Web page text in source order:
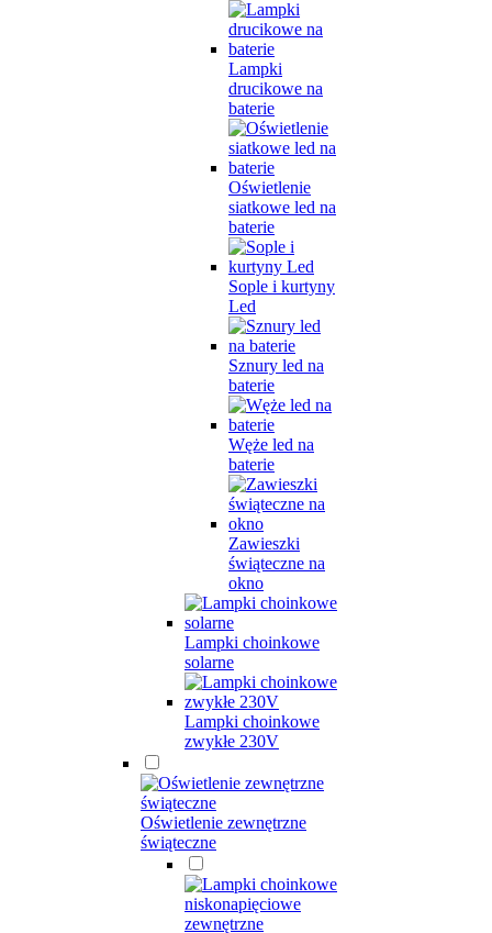
Lampki
drucikowe na
baterie
Oświetlenie
siatkowe led na
baterie
Sople i kurtyny
Led
Sznury led na
baterie
Węże led na
baterie
Zawieszki
świąteczne na
okno
Lampki choinkowe
solarne
Lampki choinkowe
zwykłe 230V
Oświetlenie zewnętrzne
świąteczne